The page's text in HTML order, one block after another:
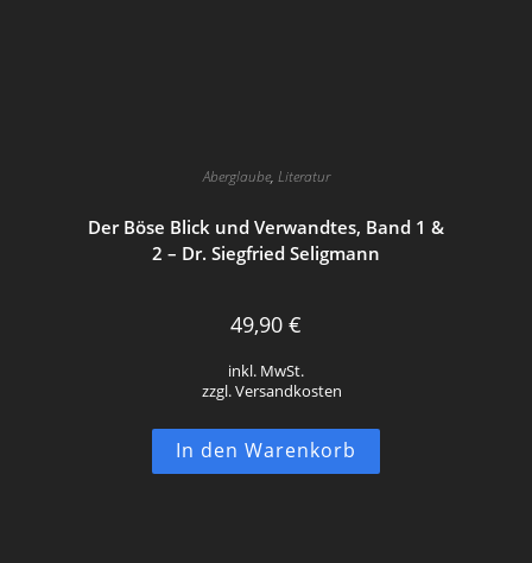
Aberglaube, Literatur
Der Böse Blick und Verwandtes, Band 1 &
2 – Dr. Siegfried Seligmann
49,90 €
inkl. MwSt.
zzgl. Versandkosten
In den Warenkorb